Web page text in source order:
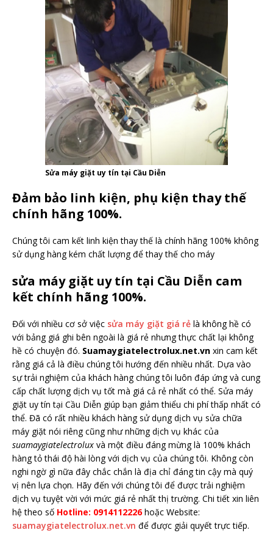
Sửa máy giặt uy tín tại Cầu Diễn
Đảm bảo linh kiện, phụ kiện thay thế
chính hãng 100%.
Chúng tôi cam kết linh kiện thay thế là chính hãng 100% không
sử dụng hàng kém chất lượng để thay thế cho máy
sửa máy giặt uy tín tại Cầu Diễn cam
kết chính hãng 100%.
Đối với nhiều cơ sở việc sửa máy giặt giá rẻ là không hề có
với bảng giá ghi bên ngoài là giá rẻ nhưng thực chất lại không
hề có chuyện đó. Suamaygiatelectrolux.net.vn xin cam kết
rằng giá cả là điều chúng tôi hướng đến nhiều nhất. Dựa vào
sự trải nghiệm của khách hàng chúng tôi luôn đáp ứng và cung
cấp chất lượng dịch vụ tốt mà giá cả rẻ nhất có thể. Sửa máy
giặt uy tín tại Cầu Diễn giúp bạn giảm thiểu chi phí thấp nhất có
thể. Đã có rất nhiều khách hàng sử dụng dịch vụ sửa chữa
máy giặt nói riêng cũng như những dịch vụ khác của
suamaygiatelectrolux và một điều đáng mừng là 100% khách
hàng tỏ thái độ hài lòng với dịch vụ của chúng tôi. Không còn
nghi ngờ gì nữa đây chắc chắn là địa chỉ đáng tin cậy mà quý
vị nên lựa chọn. Hãy đến với chúng tôi để được trải nghiệm
dịch vụ tuyệt vời với mức giá rẻ nhất thị trường. Chi tiết xin liên
hệ theo số Hotline: 0914112226hoặc Website:
suamaygiatelectrolux.net.vn để được giải quyết trực tiếp.